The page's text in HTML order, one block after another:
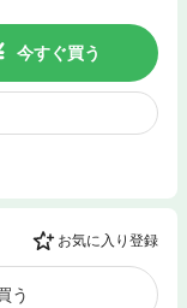
今すぐ買う
お気に入り登録
う